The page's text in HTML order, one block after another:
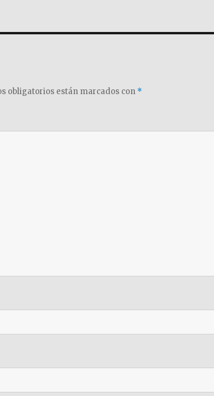
obligatorios están marcados con *